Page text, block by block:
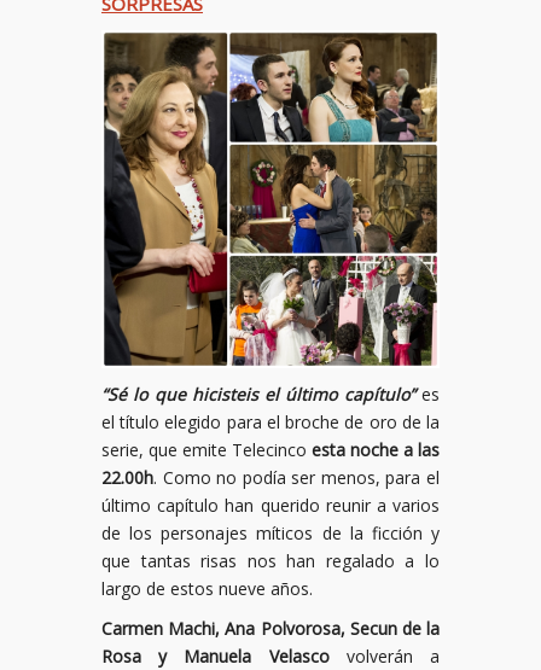
“Sé lo que hicisteis el último capítulo”es
el título elegido para el broche de oro de la
serie, que emite Telecinco esta noche a las
22.00h. Como no podía ser menos, para el
último capítulo han querido reunir a varios
de los personajes míticos de la ficción y
que tantas risas nos han regalado a lo
largo de estos nueve años.
Carmen Machi, Ana Polvorosa, Secun de la
Rosa y Manuela Velascovolverán a